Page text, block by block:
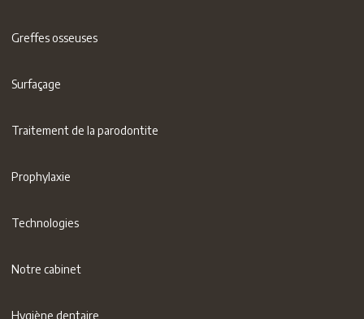
Greffes osseuses
Surfaçage
Traitement de la parodontite
Prophylaxie
Technologies
Notre cabinet
Hygiène dentaire